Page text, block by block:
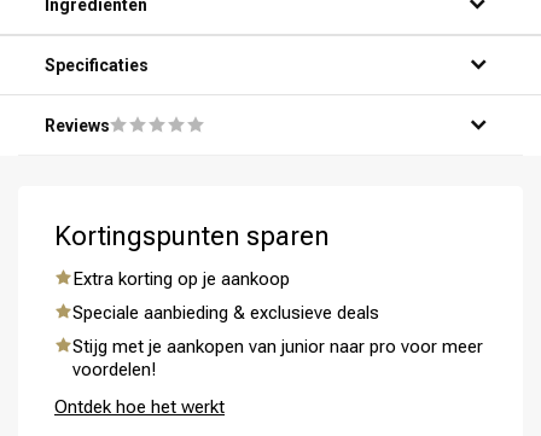
Ingrediënten
Specificaties
Reviews
Kortingspunten sparen
Extra korting op je aankoop
Speciale aanbieding & exclusieve deals
Stijg met je aankopen van junior naar pro voor meer
voordelen!
Ontdek hoe het werkt